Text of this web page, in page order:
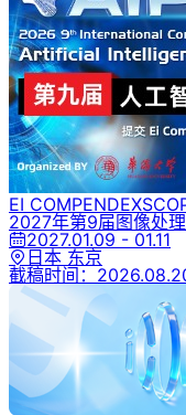
EI COMPENDEX
2027年第9届图像处
2027.01.09 - 01.11
日本 东京
截稿时间：